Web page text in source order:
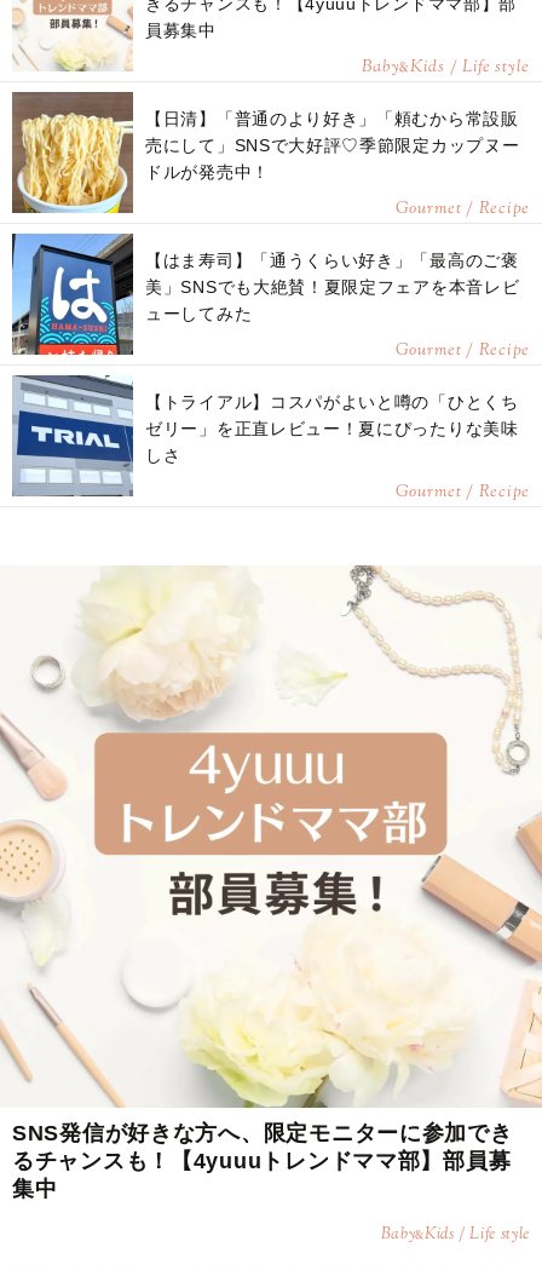
きるチャンスも！【4yuuuトレンドママ部】部
員募集中
Baby&Kids / Life style
【日清】「普通のより好き」「頼むから常設販
売にして」SNSで大好評♡季節限定カップヌー
ドルが発売中！
Gourmet / Recipe
【はま寿司】「通うくらい好き」「最高のご褒
美」SNSでも大絶賛！夏限定フェアを本音レビ
ューしてみた
Gourmet / Recipe
【トライアル】コスパがよいと噂の「ひとくち
ゼリー」を正直レビュー！夏にぴったりな美味
しさ
Gourmet / Recipe
SNS発信が好きな方へ、限定モニターに参加でき
るチャンスも！【4yuuuトレンドママ部】部員募
集中
Baby&Kids / Life style